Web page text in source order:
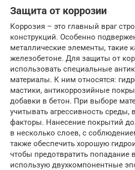
Защита от коррозии
Коррозия – это главный враг
конструкций. Особенно
металлические элементы, такие
железобетоне. Для защиты от
использовать специальные
материалы. К ним относятся:
мастики, антикоррозийные
добавки в бетон. При выборе
учитывать агрессивность среды,
факторы. Нанесение покрытий
в несколько слоев, с
также обеспечить хорошую
чтобы предотвратить попадание
использую двухкомпонентные